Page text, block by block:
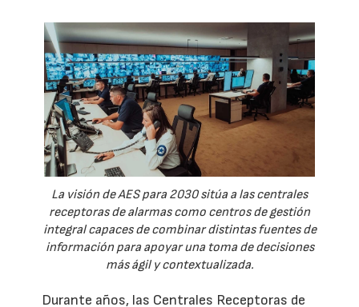
La visión de AES para 2030 sitúa a las centrales
receptoras de alarmas como centros de gestión
integral capaces de combinar distintas fuentes de
información para apoyar una toma de decisiones
más ágil y contextualizada.
Durante años, las Centrales Receptoras de